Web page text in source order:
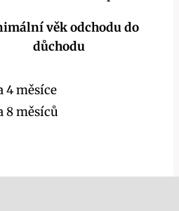
věk odchodu do
důchodu
4 měsíce
8 měsíců